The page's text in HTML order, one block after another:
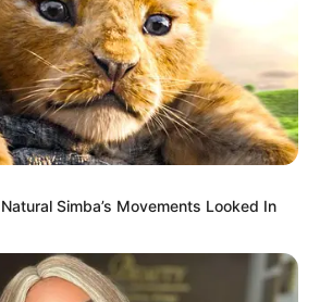
Simba’s Movements Looked In